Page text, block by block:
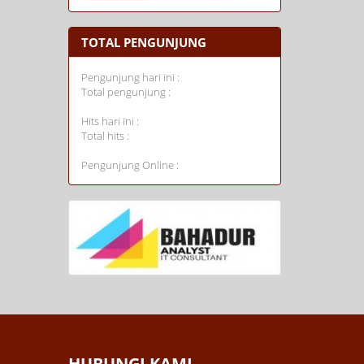
TOTAL PENGUNJUNG
Pengunjung hari ini :
Total pengunjung :
Hits hari ini :
Total hits :
Pengunjung Online :